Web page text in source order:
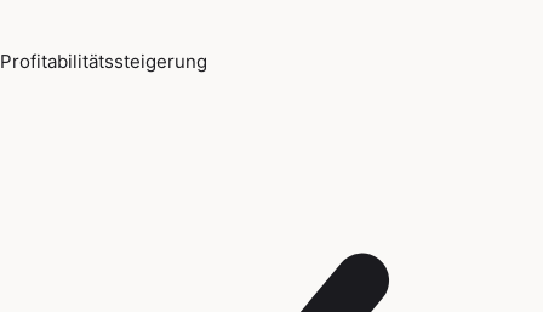
Profitabilitätssteigerung